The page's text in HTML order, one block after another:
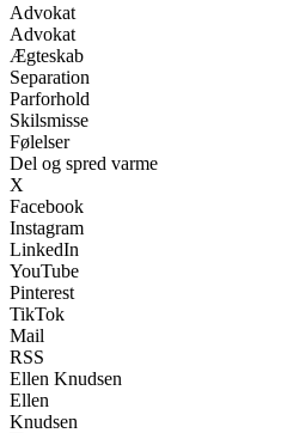
Advokat
Advokat
Ægteskab
Separation
Parforhold
Skilsmisse
Følelser
Del og spred varme
X
Facebook
Instagram
LinkedIn
YouTube
Pinterest
TikTok
Mail
RSS
Ellen Knudsen
Ellen
Knudsen